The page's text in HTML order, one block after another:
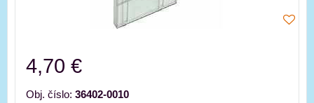
4,70 €
Obj. číslo: 36402-0010